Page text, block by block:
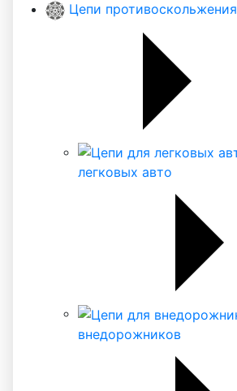
Цепи противоскольжения
легковых авто
внедорожников